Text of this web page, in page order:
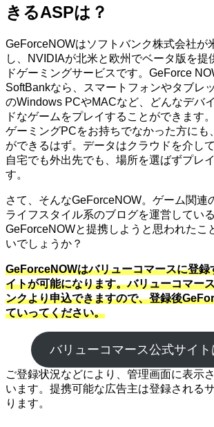
きるASPは？
GeForceNOWはソフトバンク株式会社が
し、NVIDIAが北米と欧州でベータ版を提
ドゲーミングサービスです。GeForce
SoftBankなら、スマートフォンやタブレ
のWindows PCやMACなど、どんなデバ
ドなゲームをプレイすることができます
ゲーミングPCをお持ちでなかった方にも
ができるはず。データはクラウドを介し
自宅でも外出先でも、場所を選ばずプレ
す。
さて、そんなGeForceNOW。ゲーム関連
ライフスタイル系のブログを運営してい
GeForceNOWと提携しようと思われたこ
いでしょうか？
GeForceNOWはバリューコマースに登録
イトが可能になります。バリューコマー
ンクより申込できますので、登録後
ていってください。
バリューコマース公式サイト
ご登録状況などにより、管理画面に表示
います。提携可能な広告主は登録される
ります。